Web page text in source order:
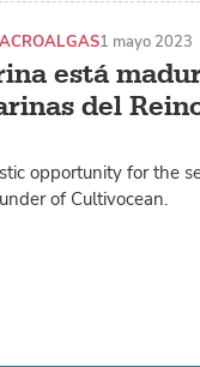
está
del
1 mayo 2023
opportunity for the
of Cultivocean.